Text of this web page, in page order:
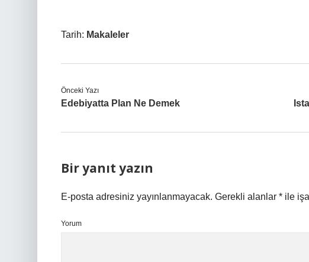
Tarih: Makaleler
Önceki Yazı
Edebiyatta Plan Ne Demek
Bir yanıt yazın
E-posta adresiniz yayınlanmayacak. Gerekli alanlar * ile
Yorum